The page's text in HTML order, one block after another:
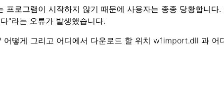
프로그램이 시작하지 않기 때문에 사용자는 종종 당황합니
"라는 오류가 발생했습니다.
떻게 그리고 어디에서 다운로드 할 위치 w1import.dll 과 어